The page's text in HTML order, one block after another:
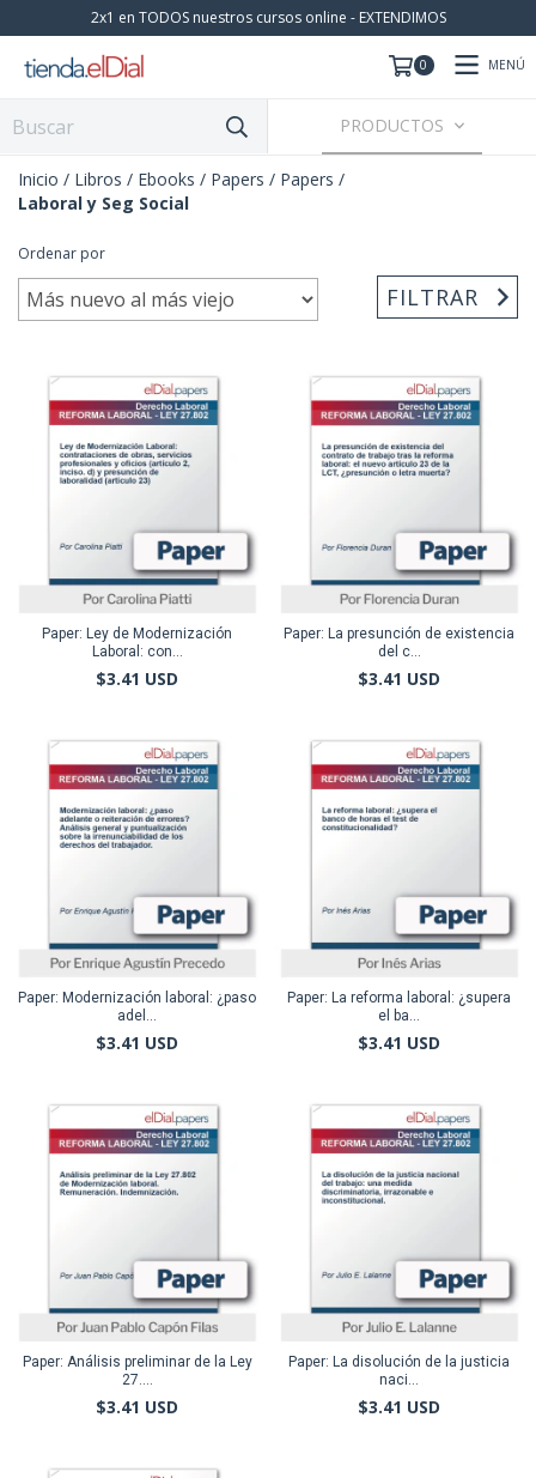
2x1 en TODOS nuestros cursos online - EXTENDIMOS
0 MENÚ
PRODUCTOS
Inicio / Libros / Ebooks / Papers / Papers /
Laboral y Seg Social
Ordenar por
FILTRAR
Paper: Ley de Modernización
Laboral: con...
$3.41 USD
Paper: La presunción de existencia
del c...
$3.41 USD
Paper: Modernización laboral: ¿paso
adel...
$3.41 USD
Paper: La reforma laboral: ¿supera
el ba...
$3.41 USD
Paper: Análisis preliminar de la Ley
27....
$3.41 USD
Paper: La disolución de la justicia
naci...
$3.41 USD